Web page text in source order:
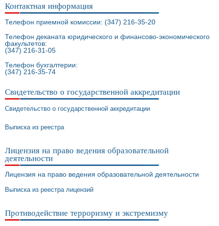
Контактная информация
Телефон приемной комиссии: (347) 216-35-20
Телефон деканата юридического и финансово-экономического
факультетов:
(347) 216-31-05
Телефон бухгалтерии:
(347) 216-35-74
Свидетельство о государственной аккредитации
Свидетельство о государственной аккредитации
Выписка из реестра
Лицензия на право ведения образовательной
деятельности
Лицензия на право ведения образовательной деятельности
Выписка из реестра лицензий
Противодействие терроризму и экстремизму